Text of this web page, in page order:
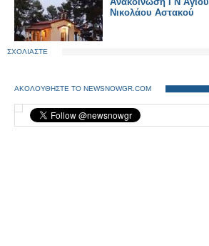
Νικολάου Αστακού
ΣΧΟΛΙΑΣΤΕ
ΑΚΟΛΟΥΘΗΣΤΕ ΤΟ NEWSNOWGR.COM